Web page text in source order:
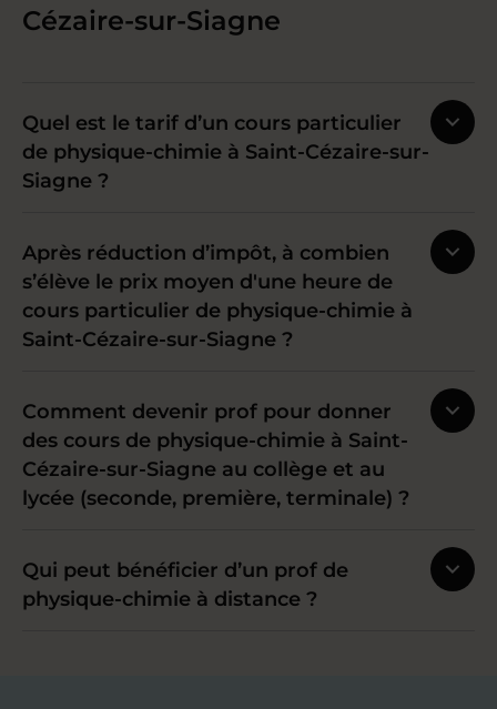
Cézaire-sur-Siagne
Quel est le tarif d’un cours particulier
de physique-chimie à Saint-Cézaire-sur-
Siagne ?
Après réduction d’impôt, à combien
s’élève le prix moyen d'une heure de
cours particulier de physique-chimie à
Saint-Cézaire-sur-Siagne ?
Comment devenir prof pour donner
des cours de physique-chimie à Saint-
Cézaire-sur-Siagne au collège et au
lycée (seconde, première, terminale) ?
Qui peut bénéficier d’un prof de
physique-chimie à distance ?